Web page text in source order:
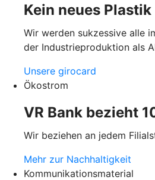
Kein neues Plastik
Wir werden sukzessive alle
der Industrieproduktion als
Unsere girocard
Ökostrom
VR Bank bezieht
Wir beziehen an jedem
Mehr zur Nachhaltigkeit
Kommunikationsmaterial